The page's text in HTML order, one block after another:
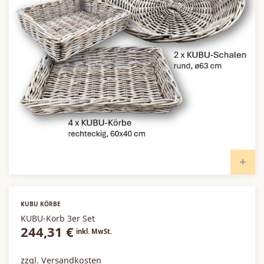
KUBU KÖRBE
KUBU-Korb 3er Set
244,31 € inkl. MwSt.
zzgl. Versandkosten